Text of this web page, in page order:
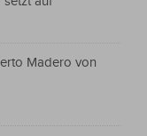
Madero von